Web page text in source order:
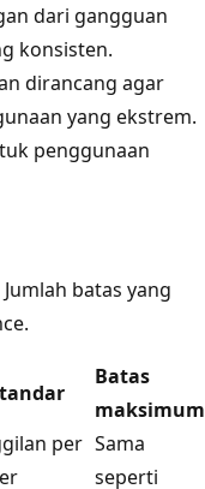
dari gangguan
konsisten.
dirancang agar
yang ekstrem.
penggunaan
batas yang
Batas
maksimum
per Sama
seperti